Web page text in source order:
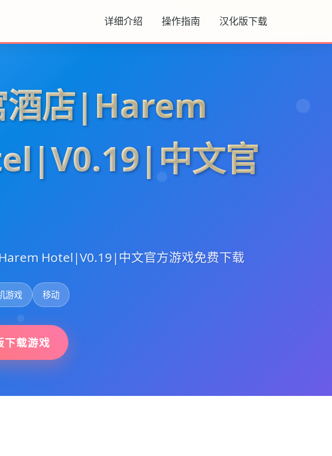
详细介绍 操作指南 汉化版下载
酒店|Harem
中文官
Hotel|V0.19|中文官方游戏免费下载
游戏 移动
下载游戏